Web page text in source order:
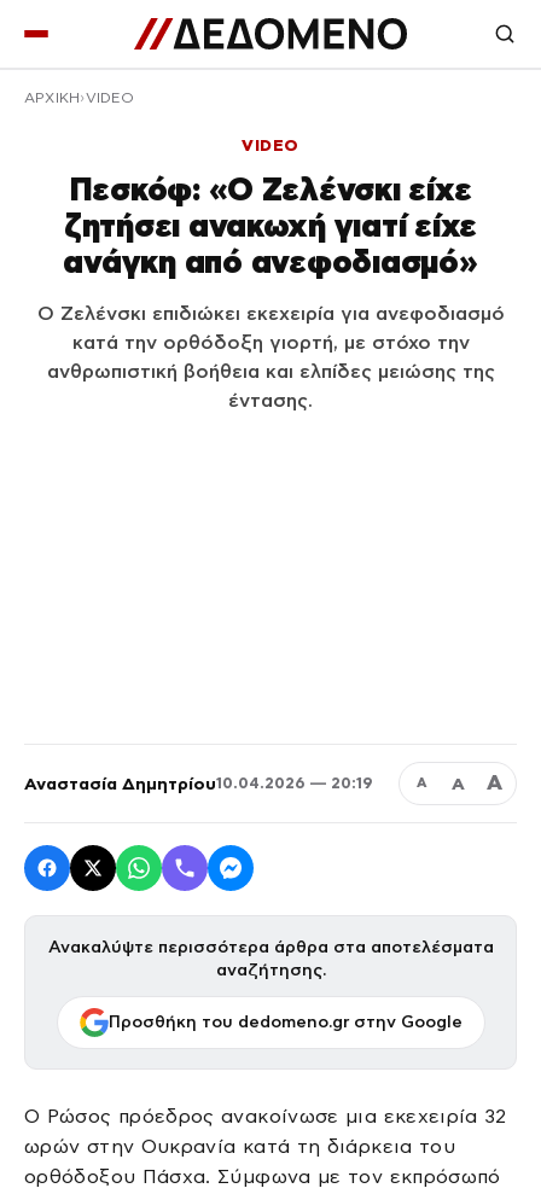
ΑΡΧΙΚΉ VIDEO
VIDEO
Πεσκόφ: «Ο Ζελένσκι είχε
ζητήσει ανακωχή γιατί είχε
ανάγκη από ανεφοδιασμό»
Ο Ζελένσκι επιδιώκει εκεχειρία για ανεφοδιασμό
κατά την ορθόδοξη γιορτή, με στόχο την
ανθρωπιστική βοήθεια και ελπίδες μειώσης της
έντασης.
Αναστασία Δημητρίου10.04.2026 — 20:19 Α Α Α
Ανακαλύψτε περισσότερα άρθρα στα αποτελέσματα
αναζήτησης.
Προσθήκη του dedomeno.gr στην Google
Ο Ρώσος πρόεδρος ανακοίνωσε μια εκεχειρία 32
ωρών στην Ουκρανία κατά τη διάρκεια του
ορθόδοξου Πάσχα. Σύμφωνα με τον εκπρόσωπό